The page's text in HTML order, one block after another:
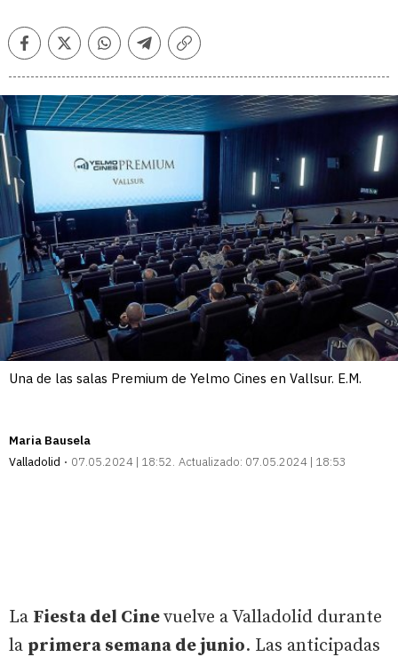
FacebookTwitterWhatsappTelegramCopiar
Una de las salas Premium de Yelmo Cines en Vallsur. E.M.
Maria Bausela
Valladolid
07.05.2024 | 18:52 Actualizado: 07.05.2024 | 18:53
La Fiesta del Cinevuelve a Valladolid durante
la primera semana de junio. Las anticipadas